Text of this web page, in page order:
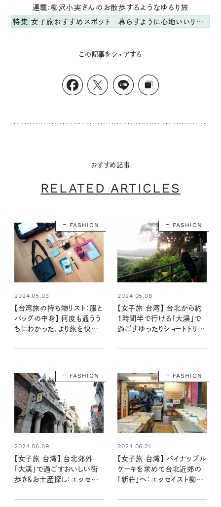
連載:柳沢小実さんのお散歩するようなゆるり旅
特集 女子旅おすすめスポット 暮らすように心地いいリンネル旅ガイド
この記事をシェアする
おすすめ記事
RELATED ARTICLES
FASHION
2024.05.03
【台湾旅の持ち物リスト：服と
バッグの中身】 何度も通うう
ちにわかった、より旅を快適
ト柳沢小実さんの台湾旅行
FASHION
2024.05.08
【女子旅 台湾】 台北から約
1時間半で行ける「大渓」で
過ごすゆったりショートトリッ
んの台湾旅行記 第２話
FASHION
2024.06.09
【女子旅 台湾】 台北郊外
「大渓」で過ごすおいしい街
歩き＆お土産探し：エッセイ
行記 第３話
FASHION
2024.06.21
【女子旅 台湾】 パイナップル
ケーキを求めて台北近郊の
「新荘」へ：エッセイスト柳沢
話